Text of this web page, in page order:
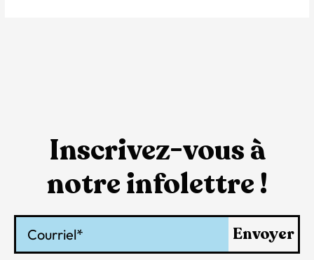
Inscrivez-vous à
notre infolettre !
Envoyer